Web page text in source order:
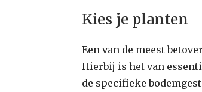
Kies je planten
Een van de meest
Hierbij is het van
de specifieke